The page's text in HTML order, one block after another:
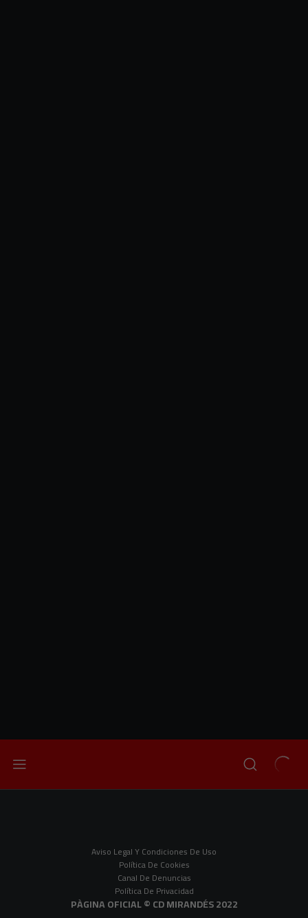
Aviso Legal Y Condiciones De Uso
Política De Cookies
Canal De Denuncias
Política De Privacidad
PÀGINA OFICIAL © CD MIRANDÉS 2022